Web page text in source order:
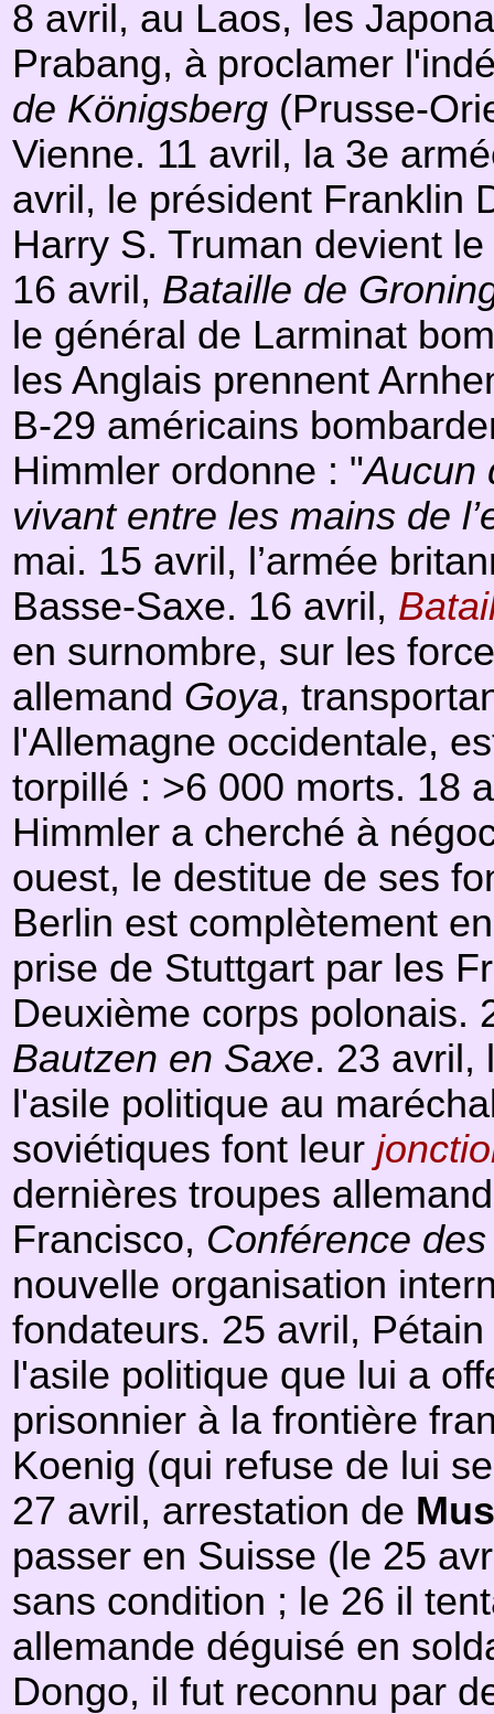
8 avril, au Laos, les
Prabang, à proclamer
de Königsberg (Prusse-
Vienne. 11 avril, la 3e
avril, le président Franklin
Harry S. Truman devient
16 avril, Bataille de
le général de Larminat
les Anglais prennent
B-29 américains
Himmler ordonne : "Aucun
vivant entre les mains de
mai. 15 avril, l’armée
Basse-Saxe. 16 avril,
en surnombre, sur les
allemand Goya,
l'Allemagne occidentale,
torpillé : >6 000 morts. 18
Himmler a cherché à
ouest, le destitue de ses
Berlin est complètement
prise de Stuttgart par les
Deuxième corps
Bautzen en Saxe. 23 avril,
l'asile politique au
soviétiques font leur
dernières troupes
Francisco, Conférence
nouvelle organisation
fondateurs. 25 avril,
l'asile politique que lui a
prisonnier à la frontière
Koenig (qui refuse de lui
27 avril, arrestation de
passer en Suisse (le 25
sans condition ; le 26 il
allemande déguisé en
Dongo, il fut reconnu par